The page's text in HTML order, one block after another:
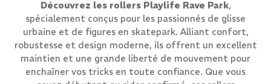
Découvrez les rollers Playlife Rave Park,
spécialement conçus pour les passionnés de glisse
urbaine et de figures en skatepark. Alliant confort,
robustesse et design moderne, ils offrent un excellent
maintien et une grande liberté de mouvement pour
enchaîner vos tricks en toute confiance. Que vous